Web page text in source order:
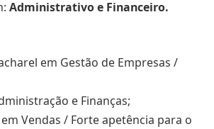
Administrativo e Financeiro.
em Gestão de Empresas /
e Finanças;
Vendas / Forte apetência para o